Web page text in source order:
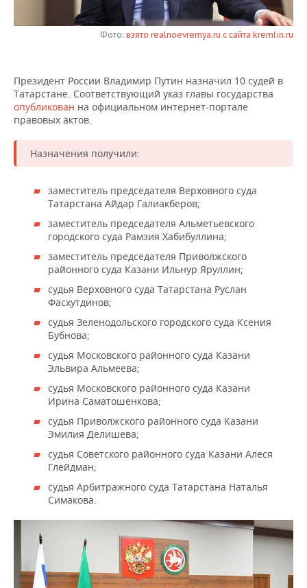
НЕФТЕХИМИЯ
ЭНЕРГЕТИКА
РОЗНИЧНАЯ ТОРГОВЛЯ
УСЛУГИ
НОВОСТИ ТЕХНОЛОГИЙ
МЕДИА
ТЕЛЕКОММУНИКАЦИИ
МЕРОПРИЯТИЯ
ВЫЕЗДНАЯ РЕДАКЦИЯ
БИЗНЕС-БРАНЧИ
ONLINE-КОНФЕРЕНЦИИ
НОВОСТИ СПОРТА
ФУТБОЛ
ХОККЕЙ
КИБЕРСПОРТ
ФИГУРНОЕ КАТАНИЕ
ВОДНЫЕ ВИДЫ СПОРТА
ХОККЕЙ С МЯЧОМ
ОБЩЕСТВО
НОВОСТИ ОБЩЕСТВА
ВЛАСТЬ
КУЛЬТУРА
МЕДИЦИНА
ОБРАЗОВАНИЕ
ПРОИСШЕСТВИЯ
ФОТОГАЛЕРЕЯ
СЮЖЕТЫ
СПИСОК КОМПАНИЙ
Фото: взято realnoevremya.ru с сайта kremlin.ru
Президент России Владимир Путин назначил 10 судей в
Татарстане. Соответствующий указ главы государства
опубликован на официальном интернет-портале
правовых актов.
Назначения получили:
заместитель председателя Верховного суда
Татарстана Айдар Галиакберов;
заместитель председателя Альметьевского
городского суда Рамзия Хабибуллина;
заместитель председателя Приволжского
районного суда Казани Ильнур Яруллин;
судья Верховного суда Татарстана Руслан
Фасхутдинов;
судья Зеленодольского городского суда Ксения
Бубнова;
судья Московского районного суда Казани
Эльвира Альмеева;
судья Московского районного суда Казани
Ирина Саматошенкова;
судья Приволжского районного суда Казани
Эмилия Делишева;
судья Советского районного суда Казани Алеся
Глейдман;
судья Арбитражного суда Татарстана Наталья
Симакова.